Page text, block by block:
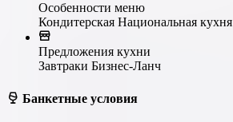
Особенности меню
Кондитерская Национальная кухня
Предложения кухни
Завтраки Бизнес-Ланч
Банкетные условия